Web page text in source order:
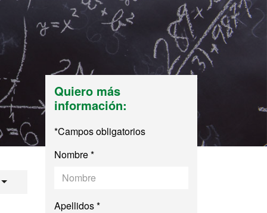
de
Quiero más
información:
*Campos obligatorios
Nombre *
Apellidos *